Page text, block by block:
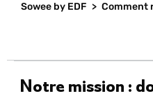
Sowee by EDF > Comment
Notre mission :